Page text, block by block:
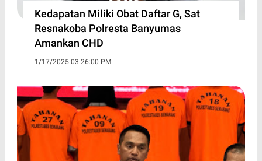
Kedapatan Miliki Obat Daftar G, Sat
Resnakoba Polresta Banyumas
Amankan CHD
1/17/2025 03:26:00 PM